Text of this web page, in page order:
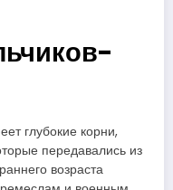
глубокие корни,
передавались из
возраста